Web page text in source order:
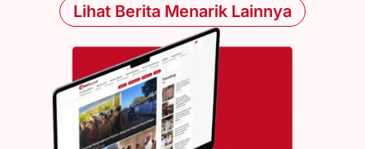
Lihat Berita Menarik Lainnya